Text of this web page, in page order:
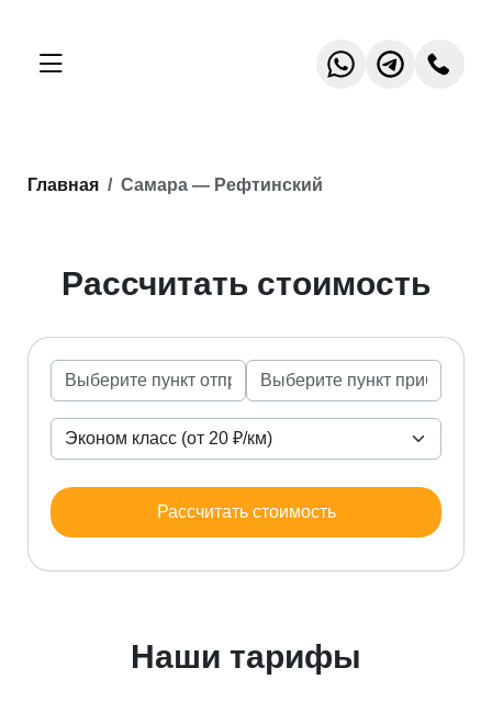
Главная Самара — Рефтинский
Рассчитать стоимость
Рассчитать стоимость
Наши тарифы